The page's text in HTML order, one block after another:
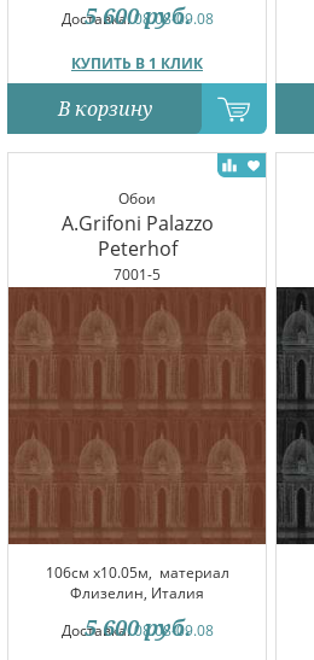
Доставка:08.08-09.08
КУПИТЬ В 1 КЛИК
5 600 руб.
В корзину
Обои
A.Grifoni Palazzo
Peterhof
7001-5
106см x10.05м, материал
Флизелин, Италия
Доставка:08.08-09.08
5 600 руб.